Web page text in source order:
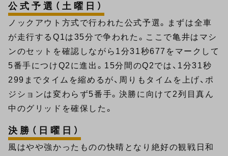
公式予選（土曜日）
ノックアウト方式で行われた公式予選。まずは全車
が走行するQ1は35分で争われた。ここで亀井はマシ
ンのセットを確認しながら1分31秒677をマークして
5番手につけQ2に進出。15分間のQ2では、1分31秒
299までタイムを縮めるが、周りもタイムを上げ、ポ
ジションは変わらず5番手。決勝に向けて2列目真ん
中のグリッドを確保した。
決勝（日曜日）
風はやや強かったものの快晴となり絶好の観戦日和